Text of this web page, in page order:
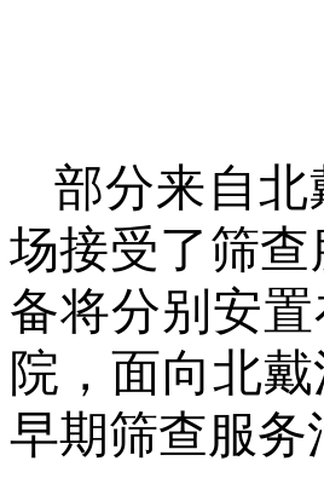
部分来自
场接受了筛查
备将分别安
院，面向北戴
早期筛查服务